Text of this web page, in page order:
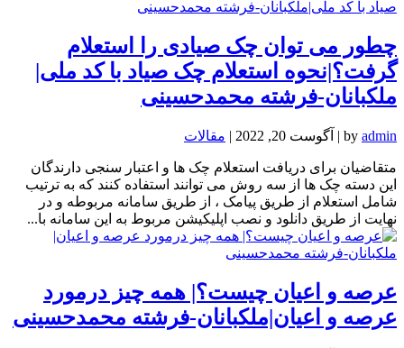
چطور می توان چک صیادی را استعلام
گرفت؟|نحوه استعلام چک صیاد با کد ملی|
ملکبانان-فرشته محمدحسینی
by admin
| آگوست 20, 2022 | مقالات
متقاضیان برای دریافت استعلام چک ها و اعتبار سنجی دارندگان
این دسته چک ها از سه روش می توانند استفاده کنند که به ترتیب
شامل استعلام از طریق پیامک ، از طریق سامانه مربوطه و در
نهایت از طریق دانلود و نصب اپلیکیشن مربوط به این سامانه با...
عرصه و اعیان چیست؟| همه چیز درمورد
عرصه و اعیان|ملکبانان-فرشته محمدحسینی